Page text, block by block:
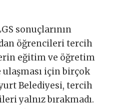
sonuçlarının
öğrencileri tercih
eğitim ve öğretim
için birçok
Belediyesi, tercih
yalnız bırakmadı.